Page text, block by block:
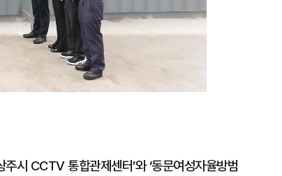
시 CCTV 통합관제센터’와 ‘동문여성자율방범